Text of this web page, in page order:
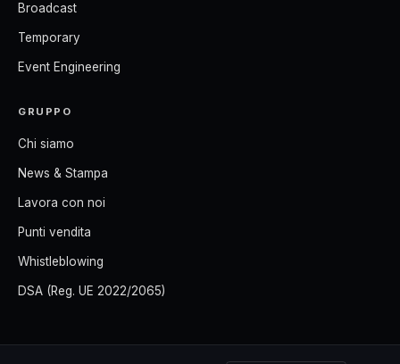
Broadcast
Temporary
Event Engineering
GRUPPO
Chi siamo
News & Stampa
Lavora con noi
Punti vendita
Whistleblowing
DSA (Reg. UE 2022/2065)